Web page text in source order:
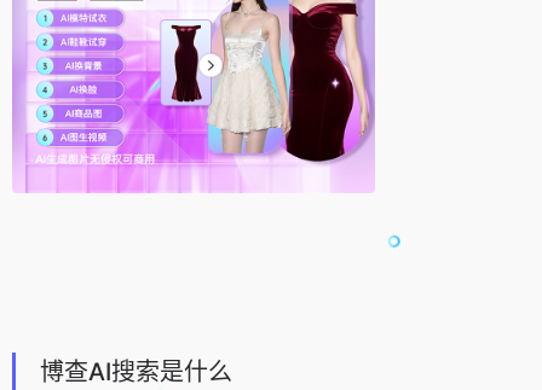
博查AI搜索是什么